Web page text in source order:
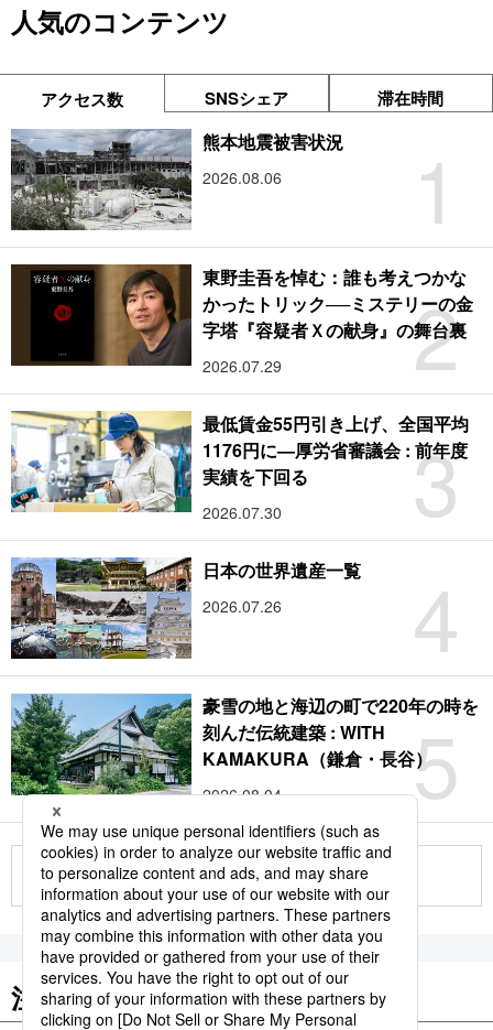
人気のコンテンツ
アクセス数 SNSシェア 滞在時間
1
熊本地震被害状況
2026.08.06
2
東野圭吾を悼む：誰も考えつかな
かったトリック──ミステリーの金
字塔『容疑者Ｘの献身』の舞台裏
2026.07.29
3
最低賃金55円引き上げ、全国平均
1176円に―厚労省審議会 : 前年度
実績を下回る
2026.07.30
4
日本の世界遺産一覧
2026.07.26
5
豪雪の地と海辺の町で220年の時を
刻んだ伝統建築 : WITH
KAMAKURA（鎌倉・長谷）
2026.08.04
もっと見る
注目のキーワード